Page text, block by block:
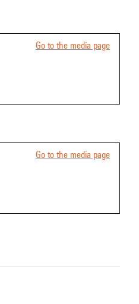
Go to the media page
Go to the media page